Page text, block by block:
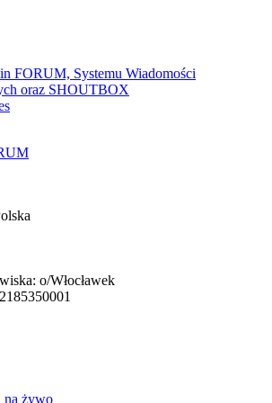
FORUM, Systemu Wiadomości
oraz SHOUTBOX
o/Włocławek
na żywo